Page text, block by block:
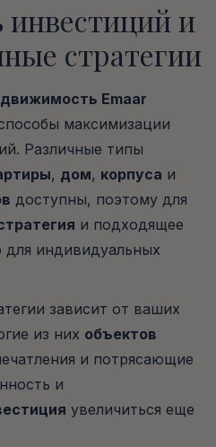
инвестиций и
стратегии
Emaar
максимизации
Различные типы
, дом, корпуса и
доступны, поэтому для
и подходящее
индивидуальных
зависит от ваших
из них объектов
и потрясающие
и
увеличиться еще